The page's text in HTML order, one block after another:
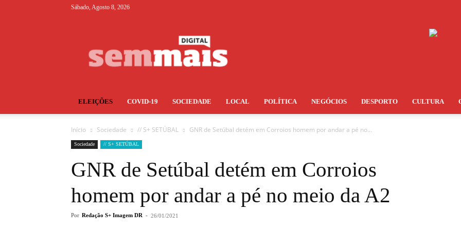
Sábado, Agosto 8, 2026
ELEIÇÕES COVID-19 SOCIEDADE LOCAL POLÍTICA NEGÓCIOS DESPORTO CULTURA
Início Sociedade // S+ SETÚBAL GNR de Setúbal detém em Corroios homem por andar a pé no...
Sociedade // S+ SETÚBAL
GNR de Setúbal detém em Corroios
homem por andar a pé no meio da A2
Por Redação S+ Imagem DR - 26/01/2021